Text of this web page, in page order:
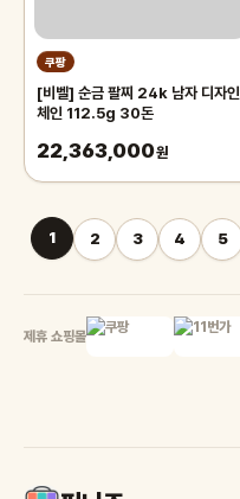
쿠팡
[비벨] 순금 팔찌 24k 남자 디자인
체인 112.5g 30돈
22,363,000원
1 2 3 4 5
제휴 쇼핑몰